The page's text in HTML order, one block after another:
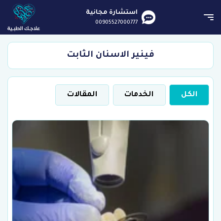
استشارة مجانية
00905527000777
فينير الاسنان الثابت
الكل الخدمات المقالات